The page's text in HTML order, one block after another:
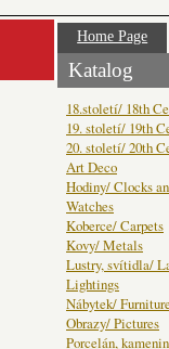
Home Page
Katalog
18.století/ 18th
19. století/ 19th
20. století/ 20th
Art Deco
Hodiny/ Clocks
Watches
Koberce/ Carpets
Kovy/ Metals
Lustry, svítidla/
Lightings
Nábytek/
Obrazy/ Pictures
Porcelán,